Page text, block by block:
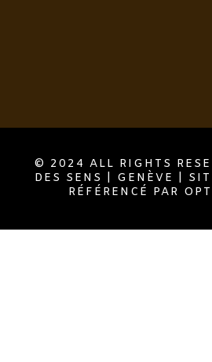
© 2024 ALL RIGHTS
DES SENS | GENÈVE |
RÉFÉRENCÉ PAR